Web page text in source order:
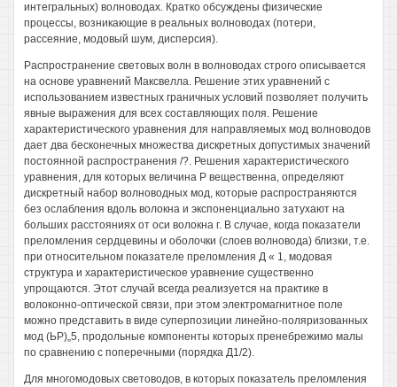
интегральных) волноводах. Кратко обсуждены физические
процессы, возникающие в реальных волноводах (потери,
рассеяние, модовый шум, дисперсия).
Распространение световых волн в волноводах строго описывается
на основе уравнений Максвелла. Решение этих уравнений с
использованием известных граничных условий позволяет получить
явные выражения для всех составляющих поля. Решение
характеристического уравнения для направляемых мод волноводов
дает два бесконечных множества дискретных допустимых значений
постоянной распространения /?. Решения характеристического
уравнения, для которых величина Р вещественна, определяют
дискретный набор волноводных мод, которые распространяются
без ослабления вдоль волокна и экспоненциально затухают на
больших расстояниях от оси волокна г. В случае, когда показатели
преломления сердцевины и оболочки (слоев волновода) близки, т.е.
при относительном показателе преломления Д « 1, модовая
структура и характеристическое уравнение существенно
упрощаются. Этот случай всегда реализуется на практике в
волоконно-оптической связи, при этом электромагнитное поле
можно представить в виде суперпозиции линейно-поляризованных
мод (ЬР)„5, продольные компоненты которых пренебрежимо малы
по сравнению с поперечными (порядка Д1/2).
Для многомодовых световодов, в которых показатель преломления